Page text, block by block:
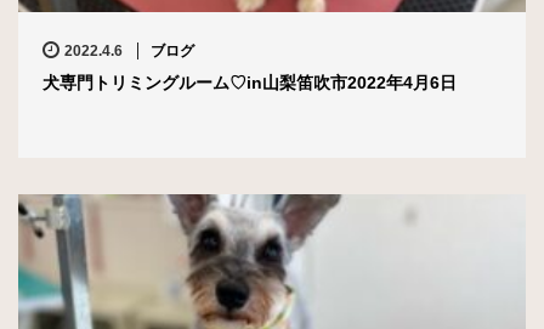
2022.4.6 ブログ
犬専門トリミングルーム♡in山梨笛吹市2022年4月6日